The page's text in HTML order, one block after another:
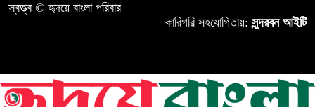
স্বত্ত্ব © হৃদয়ে বাংলা পরিবার
কারিগরি সহযোগিতায়: সুন্দরবন আইটি